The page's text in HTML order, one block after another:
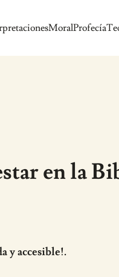
MoralProfecía
en la
y accesible!.